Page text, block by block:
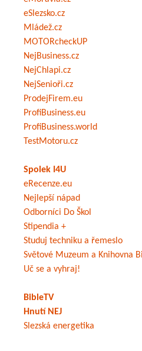
eSlezsko.cz
Mládež.cz
MOTORcheckUP
NejBusiness.cz
NejChlapi.cz
NejSenioři.cz
ProdejFirem.eu
ProfiBusiness.eu
ProfiBusiness.world
TestMotoru.cz
Spolek I4U
eRecenze.eu
Nejlepší nápad
Odborníci Do Škol
Stipendia +
Studuj techniku a řemeslo
Světové Muzeum a Knihovna
Uč se a vyhraj!
BibleTV
Hnutí NEJ
Slezská energetika